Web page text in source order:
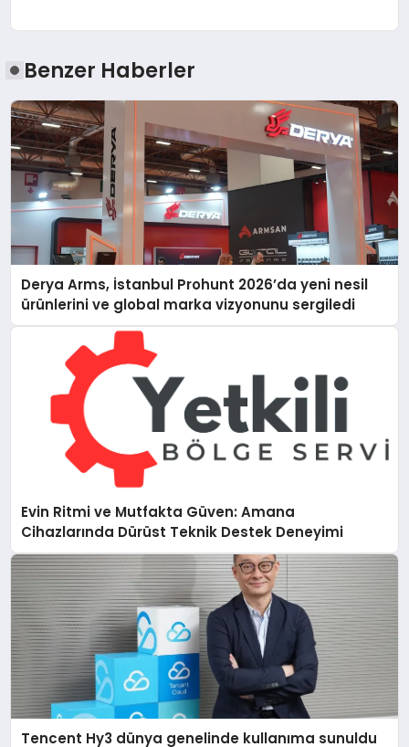
Benzer Haberler
Derya Arms, İstanbul Prohunt 2026’da yeni nesil
ürünlerini ve global marka vizyonunu sergiledi
Evin Ritmi ve Mutfakta Güven: Amana
Cihazlarında Dürüst Teknik Destek Deneyimi
Tencent Hy3 dünya genelinde kullanıma sunuldu